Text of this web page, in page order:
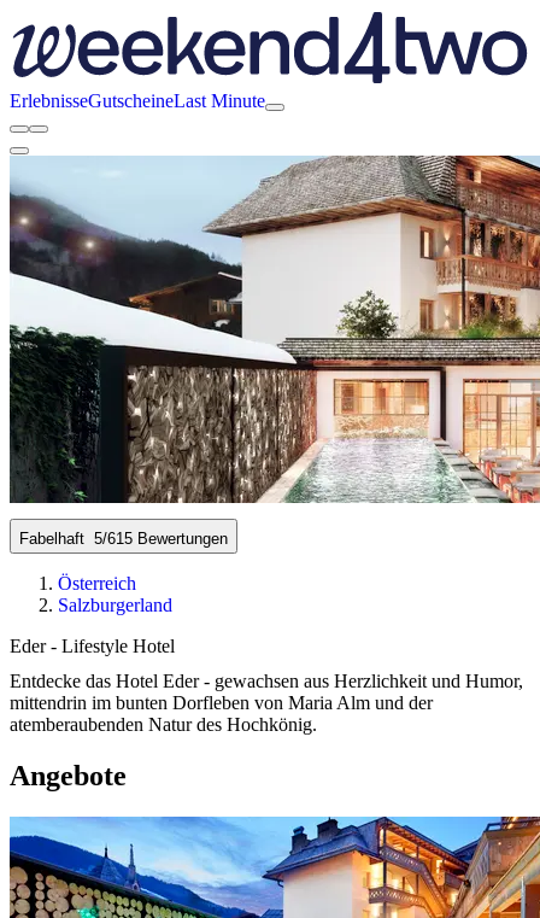
ErlebnisseGutscheineLast Minute
Fabelhaft 5/615 Bewertungen
Österreich
Salzburgerland
Eder - Lifestyle Hotel
Entdecke das Hotel Eder - gewachsen aus Herzlichkeit und Humor,
mittendrin im bunten Dorfleben von Maria Alm und der
atemberaubenden Natur des Hochkönig.
Angebote